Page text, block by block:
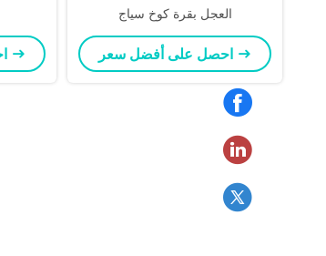
العجل بقرة كوخ سياج